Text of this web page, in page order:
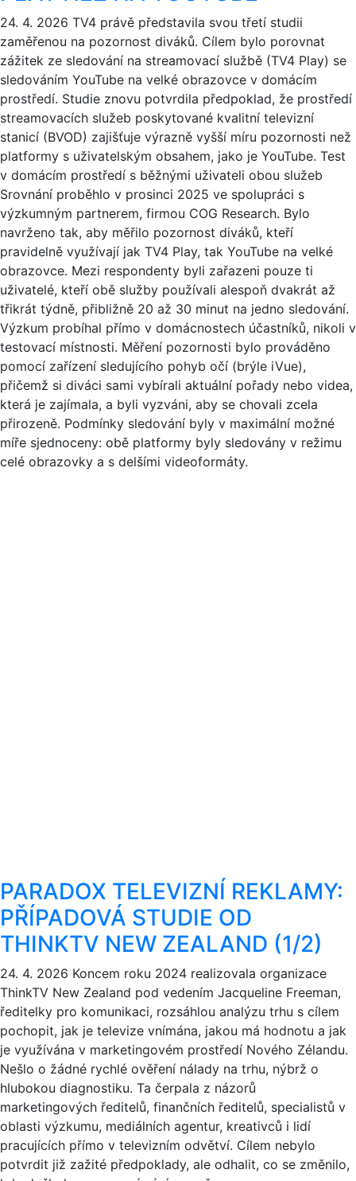
24. 4. 2026 TV4 právě představila svou třetí studii
zaměřenou na pozornost diváků. Cílem bylo porovnat
zážitek ze sledování na streamovací službě (TV4 Play) se
sledováním YouTube na velké obrazovce v domácím
prostředí. Studie znovu potvrdila předpoklad, že prostředí
streamovacích služeb poskytované kvalitní televizní
stanicí (BVOD) zajišťuje výrazně vyšší míru pozornosti než
platformy s uživatelským obsahem, jako je YouTube. Test
v domácím prostředí s běžnými uživateli obou služeb
Srovnání proběhlo v prosinci 2025 ve spolupráci s
výzkumným partnerem, firmou COG Research. Bylo
navrženo tak, aby měřilo pozornost diváků, kteří
pravidelně využívají jak TV4 Play, tak YouTube na velké
obrazovce. Mezi respondenty byli zařazeni pouze ti
uživatelé, kteří obě služby používali alespoň dvakrát až
třikrát týdně, přibližně 20 až 30 minut na jedno sledování.
Výzkum probíhal přímo v domácnostech účastníků, nikoli v
testovací místnosti. Měření pozornosti bylo prováděno
pomocí zařízení sledujícího pohyb očí (brýle iVue),
přičemž si diváci sami vybírali aktuální pořady nebo videa,
která je zajímala, a byli vyzváni, aby se chovali zcela
přirozeně. Podmínky sledování byly v maximální možné
míře sjednoceny: obě platformy byly sledovány v režimu
celé obrazovky a s delšími videoformáty.
PARADOX TELEVIZNÍ REKLAMY:
PŘÍPADOVÁ STUDIE OD
THINKTV NEW ZEALAND (1/2)
24. 4. 2026 Koncem roku 2024 realizovala organizace
ThinkTV New Zealand pod vedením Jacqueline Freeman,
ředitelky pro komunikaci, rozsáhlou analýzu trhu s cílem
pochopit, jak je televize vnímána, jakou má hodnotu a jak
je využívána v marketingovém prostředí Nového Zélandu.
Nešlo o žádné rychlé ověření nálady na trhu, nýbrž o
hlubokou diagnostiku. Ta čerpala z názorů
marketingových ředitelů, finančních ředitelů, specialistů v
oblasti výzkumu, mediálních agentur, kreativců i lidí
pracujících přímo v televizním odvětví. Cílem nebylo
potvrdit již zažité předpoklady, ale odhalit, co se změnilo,